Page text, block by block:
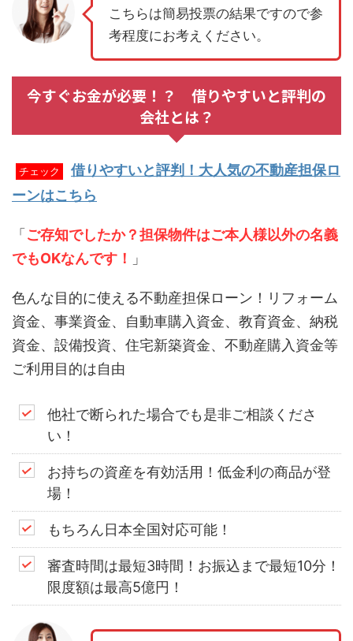
こちらは簡易投票の結果ですので参
考程度にお考えください。
今すぐお金が必要！？ 借りやすいと評判の
会社とは？
チェック
借りやすいと評判！大人気の不動産担保ロ
ーンはこちら
「 ご存知でしたか？担保物件はご本人様以外の名義
でもOKなんです！
」
色んな目的に使える不動産担保ローン！リフォーム
資金、事業資金、自動車購入資金、教育資金、納税
資金、設備投資、住宅新築資金、不動産購入資金等
ご利用目的は自由
他社で断られた場合でも是非ご相談くださ
い！
お持ちの資産を有効活用！低金利の商品が登
場！
もちろん日本全国対応可能！
審査時間は最短3時間！お振込まで最短10分！
限度額は最高5億円！